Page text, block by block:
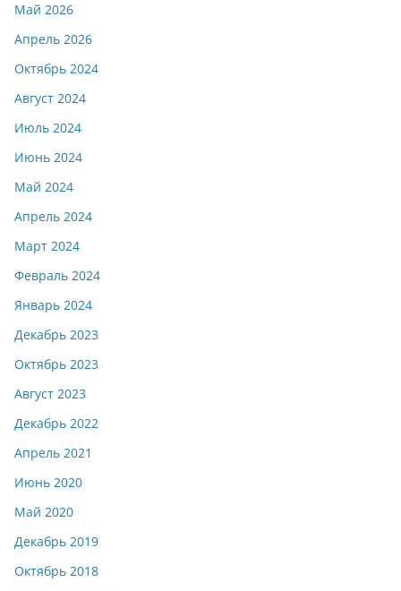
Май 2026
Апрель 2026
Октябрь 2024
Август 2024
Июль 2024
Июнь 2024
Май 2024
Апрель 2024
Март 2024
Февраль 2024
Январь 2024
Декабрь 2023
Октябрь 2023
Август 2023
Декабрь 2022
Апрель 2021
Июнь 2020
Май 2020
Декабрь 2019
Октябрь 2018